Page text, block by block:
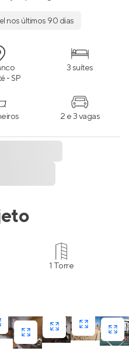
nos últimos 90 dias
- SP
3 suítes
2 e 3 vagas
1 Torre